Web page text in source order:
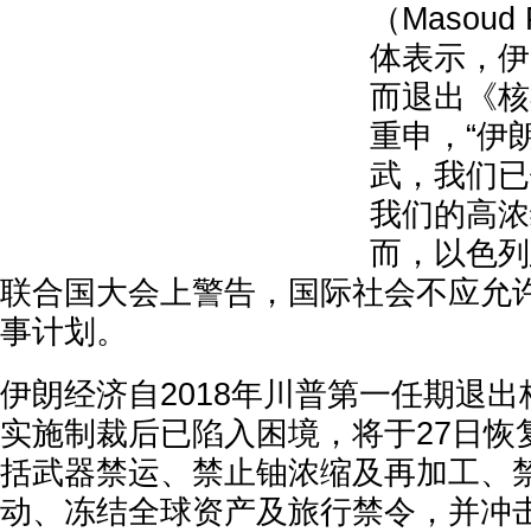
（
体表示，
而退出《
重申，“伊
武，我们
我们的高
而，以色
联合国大会上警告，国际社会不应允
事计划。
伊朗经济自2018年川普第一任期退
实施制裁后已陷入困境，将于27日恢
括武器禁运、禁止铀浓缩及再加工、
动、冻结全球资产及旅行禁令，并冲